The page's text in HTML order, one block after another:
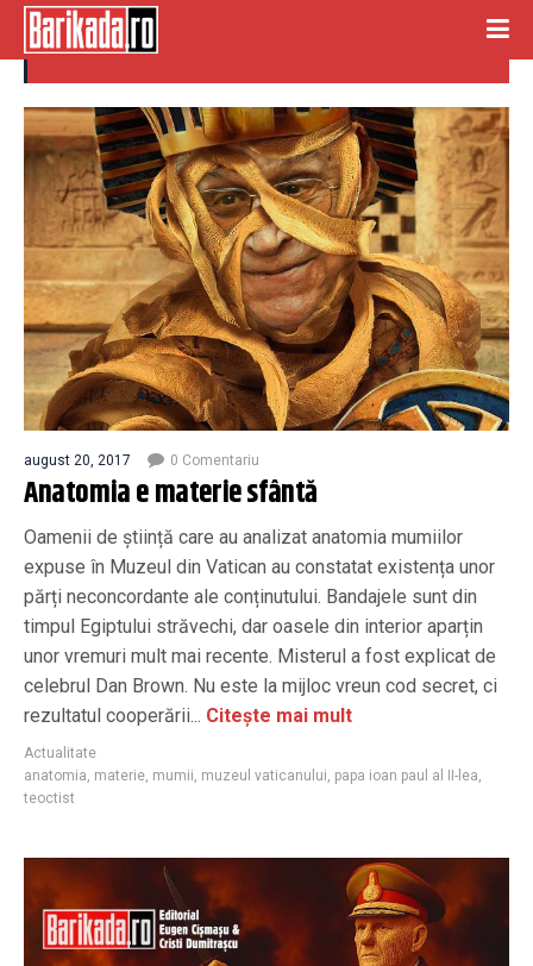
teoctist
august 20, 2017 0 Comentariu
Anatomia e materie sfântă
Oamenii de știință care au analizat anatomia mumiilor
expuse în Muzeul din Vatican au constatat existența unor
părți neconcordante ale conținutului. Bandajele sunt din
timpul Egiptului străvechi, dar oasele din interior aparțin
unor vremuri mult mai recente. Misterul a fost explicat de
celebrul Dan Brown. Nu este la mijloc vreun cod secret, ci
rezultatul cooperării... Citește mai mult
Actualitate
anatomia, materie, mumii, muzeul vaticanului, papa ioan paul al II-lea,
teoctist